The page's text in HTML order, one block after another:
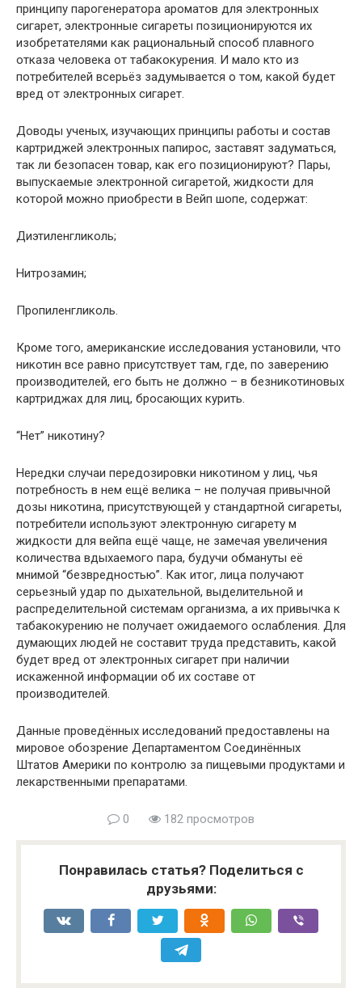
принципу парогенератора ароматов для электронных
сигарет, электронные сигареты позиционируются их
изобретателями как рациональный способ плавного
отказа человека от табакокурения. И мало кто из
потребителей всерьёз задумывается о том, какой будет
вред от электронных сигарет.
Доводы ученых, изучающих принципы работы и состав
картриджей электронных папирос, заставят задуматься,
так ли безопасен товар, как его позиционируют? Пары,
выпускаемые электронной сигаретой, жидкости для
которой можно приобрести в Вейп шопе, содержат:
Диэтиленгликоль;
Нитрозамин;
Пропиленгликоль.
Кроме того, американские исследования установили, что
никотин все равно присутствует там, где, по заверению
производителей, его быть не должно – в безникотиновых
картриджах для лиц, бросающих курить.
“Нет” никотину?
Нередки случаи передозировки никотином у лиц, чья
потребность в нем ещё велика – не получая привычной
дозы никотина, присутствующей у стандартной сигареты,
потребители используют электронную сигарету м
жидкости для вейпа ещё чаще, не замечая увеличения
количества вдыхаемого пара, будучи обмануты её
мнимой “безвредностью”. Как итог, лица получают
серьезный удар по дыхательной, выделительной и
распределительной системам организма, а их привычка к
табакокурению не получает ожидаемого ослабления. Для
думающих людей не составит труда представить, какой
будет вред от электронных сигарет при наличии
искаженной информации об их составе от
производителей.
Данные проведённых исследований предоставлены на
мировое обозрение Департаментом Соединённых
Штатов Америки по контролю за пищевыми продуктами и
лекарственными препаратами.
0 182 просмотров
Понравилась статья? Поделиться с
друзьями: